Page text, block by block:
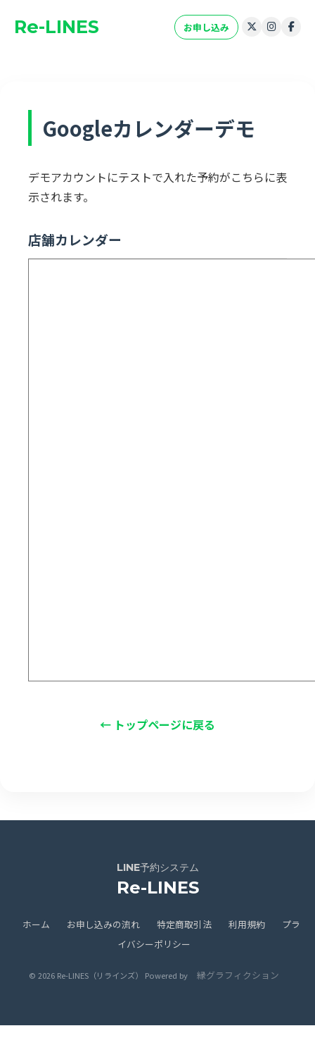
Re-LINES お申し込み
Googleカレンダーデモ
デモアカウントにテストで入れた予約がこちらに表
示されます。
店舗カレンダー
← トップページに戻る
LINE予約システム
Re-LINES
ホーム お申し込みの流れ 特定商取引法 利用規約
プラ
イバシーポリシー
© 2026 Re-LINES（リラインズ） Powered by 縁グラフィクション